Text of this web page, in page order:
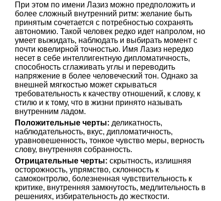
При этом по имени Лазиз можно предположить и
более сложный внутренний ритм: желание быть
принятым сочетается с потребностью сохранять
автономию. Такой человек редко идет напролом, но
умеет выжидать, наблюдать и выбирать момент с
почти ювелирной точностью. Имя Лазиз нередко
несет в себе интеллигентную дипломатичность,
способность сглаживать углы и переводить
напряжение в более человеческий тон. Однако за
внешней мягкостью может скрываться
требовательность к качеству отношений, к слову, к
стилю и к тому, что в жизни принято называть
внутренним ладом.
Положительные черты: деликатность,
наблюдательность, вкус, дипломатичность,
уравновешенность, тонкое чувство меры, верность
слову, внутренняя собранность.
Отрицательные черты: скрытность, излишняя
осторожность, упрямство, склонность к
самоконтролю, болезненная чувствительность к
критике, внутренняя замкнутость, медлительность в
решениях, избирательность до жесткости.